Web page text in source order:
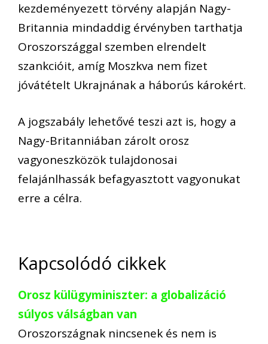
kezdeményezett törvény alapján Nagy-
Britannia mindaddig érvényben tarthatja
Oroszországgal szemben elrendelt
szankcióit, amíg Moszkva nem fizet
jóvátételt Ukrajnának a háborús károkért.
A jogszabály lehetővé teszi azt is, hogy a
Nagy-Britanniában zárolt orosz
vagyoneszközök tulajdonosai
felajánlhassák befagyasztott vagyonukat
erre a célra.
Kapcsolódó cikkek
Orosz külügyminiszter: a globalizáció
súlyos válságban van
Oroszországnak nincsenek és nem is